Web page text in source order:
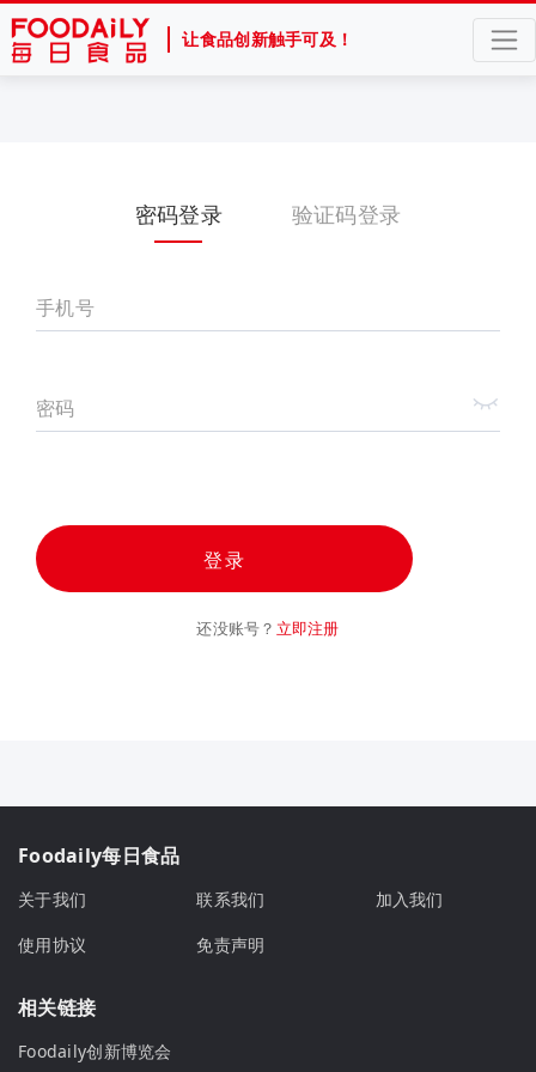
让食品创新触手可及！
密码登录 验证码登录
手机号
密码
登录
还没账号？ 立即注册
Foodaily每日食品
关于我们 联系我们
加入我们
使用协议
免责声明
相关链接
Foodaily创新博览会